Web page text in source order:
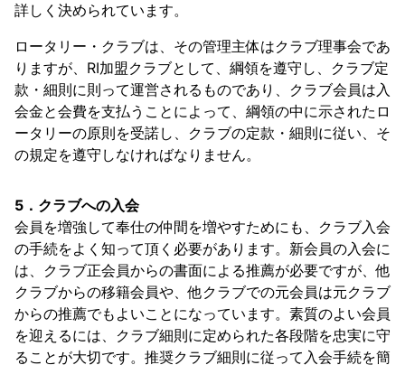
詳しく決められています。
ロータリー・クラブは、その管理主体はクラブ理事会であ
りますが、RI加盟クラブとして、綱領を遵守し、クラブ定
款・細則に則って運営されるものであり、クラブ会員は入
会金と会費を支払うことによって、綱領の中に示されたロ
ータリーの原則を受諾し、クラブの定款・細則に従い、そ
の規定を遵守しなければなりません。
5．クラブへの入会
会員を増強して奉仕の仲間を増やすためにも、クラブ入会
の手続をよく知って頂く必要があります。新会員の入会に
は、クラブ正会員からの書面による推薦が必要ですが、他
クラブからの移籍会員や、他クラブでの元会員は元クラブ
からの推薦でもよいことになっています。素質のよい会員
を迎えるには、クラブ細則に定められた各段階を忠実に守
ることが大切です。推奨クラブ細則に従って入会手続を簡